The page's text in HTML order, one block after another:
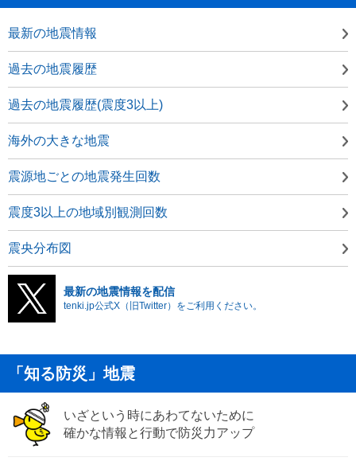
最新の地震情報
過去の地震履歴
過去の地震履歴(震度3以上)
海外の大きな地震
震源地ごとの地震発生回数
震度3以上の地域別観測回数
震央分布図
最新の地震情報を配信
tenki.jp公式X（旧Twitter）をご利用ください。
「知る防災」地震
いざという時にあわてないために
確かな情報と行動で防災力アップ